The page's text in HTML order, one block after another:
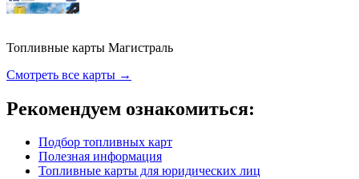
Топливные карты Магистраль
Смотреть все карты →
Рекомендуем ознакомиться:
Подбор топливных карт
Полезная информация
Топливные карты для юридических лиц